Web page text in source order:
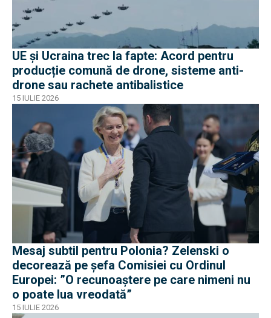
UE și Ucraina trec la fapte: Acord pentru
producție comună de drone, sisteme anti-
drone sau rachete antibalistice
15 IULIE 2026
Mesaj subtil pentru Polonia? Zelenski o
decorează pe șefa Comisiei cu Ordinul
Europei: ”O recunoaștere pe care nimeni nu
o poate lua vreodată”
15 IULIE 2026